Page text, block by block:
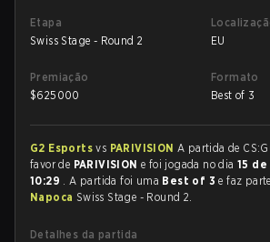
Etapa
Swiss Stage - Round 2
EU
Premiação
$625000
Formato
Best of 3
G2 Esportsvs PARIVISIONA partida de
favor de PARIVISIONe foi jogada no dia15
10:29 . A partida foi uma Best of 3e faz
Napoca Swiss Stage - Round 2.
Detalhes da partida